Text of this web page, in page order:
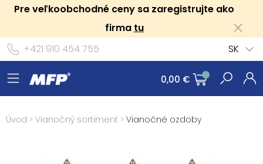
Pre veľkoobchodné ceny sa zaregistrujte ako
firma tu
+421 910 454 755
SK
0,00 €
Úvod > Vianočný sortiment > Vianočné ozdoby